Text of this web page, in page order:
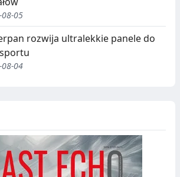
05
rozwija ultralekkie panele do
04